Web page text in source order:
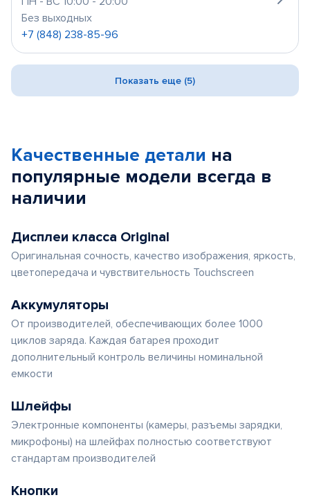
Без выходных
+7 (848) 238-85-96
Показать еще (5)
Качественные детали на
популярные модели всегда в
наличии
Дисплеи класса Original
Оригинальная сочность, качество изображения, яркость,
цветопередача и чувствительность Touchscreen
Аккумуляторы
От производителей, обеспечивающих более 1000
циклов заряда. Каждая батарея проходит
дополнительный контроль величины номинальной
емкости
Шлейфы
Электронные компоненты (камеры, разъемы зарядки,
микрофоны) на шлейфах полностью соответствуют
стандартам производителей
Кнопки